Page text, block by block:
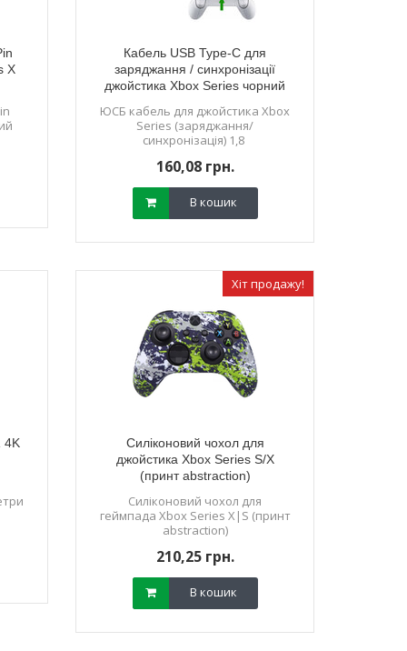
3D механізм
PS5 (з
(Ginfull)
грн.
3D стик джойстик Asus Rog Ally
(Оригінал)
400,21 грн.
X
Кабель USB Type-C для
заряджання / синхронізації
джойстика Xbox Series чорний
ЮСБ кабель для джойстика Xbox
Series (заряджання/
синхронізація) 1,8
160,08 грн.
В кошик
4K
Хіт продажу!
Силіконовий чохол для
джойстика Xbox Series S/X
(принт abstraction)
Силіконовий чохол для
геймпада Xbox Series X|S (принт
abstraction)
210,25 грн.
В кошик